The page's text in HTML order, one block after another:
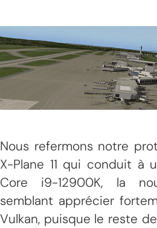
Nous refermons notre
X-Plane 11 qui conduit à
Core i9-12900K, la
semblant apprécier
Vulkan, puisque le reste